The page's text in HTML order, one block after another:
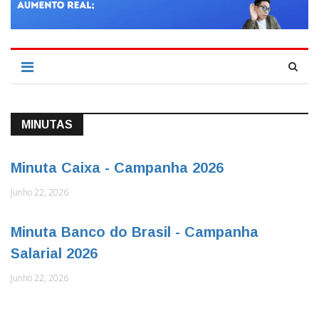
MINUTAS
Minuta Caixa - Campanha 2026
Junho 22, 2026
Minuta Banco do Brasil - Campanha
Salarial 2026
Junho 22, 2026